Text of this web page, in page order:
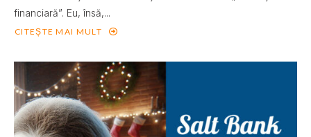
financiară”. Eu, însă,...
CITEȘTE MAI MULT